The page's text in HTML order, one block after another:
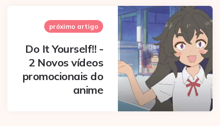
próximo artigo
Do It Yourself!! -
2 Novos vídeos
promocionais do
anime